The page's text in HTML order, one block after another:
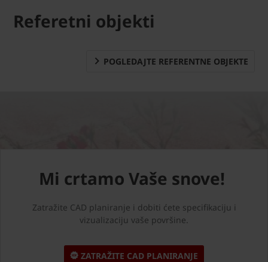
Referetni objekti
POGLEDAJTE REFERENTNE OBJEKTE
Mi crtamo Vaše snove!
Zatražite CAD planiranje i dobiti ćete specifikaciju i
vizualizaciju vaše površine.
ZATRAŽITE CAD PLANIRANJE